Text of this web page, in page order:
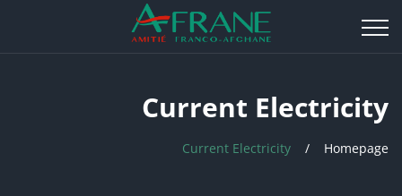
Current Electricity
Homepage
Current Electricity